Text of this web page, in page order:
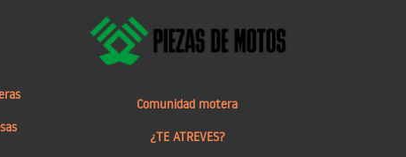
Comunidad motera
¿TE ATREVES?